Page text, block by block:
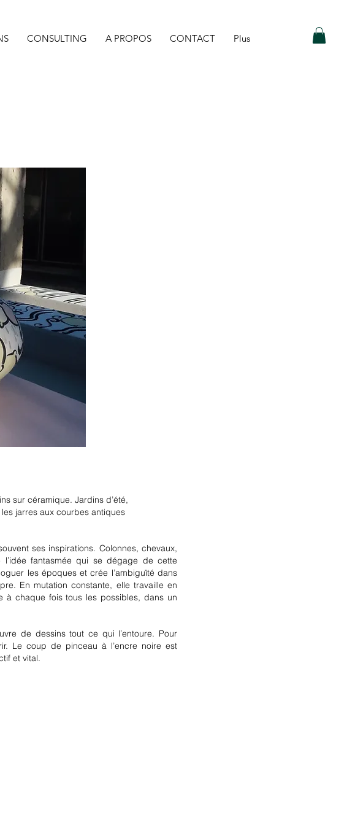
CONSULTING A PROPOS CONTACT Plus
sur céramique. Jardins d’été,
jarres aux courbes antiques
ses inspirations. Colonnes, chevaux,
fantasmée qui se dégage de cette
les époques et crée l’ambiguïté dans
En mutation constante, elle travaille en
à chaque fois tous les possibles, dans un
de dessins tout ce qui l’entoure. Pour
Le coup de pinceau à l’encre noire est
et vital.